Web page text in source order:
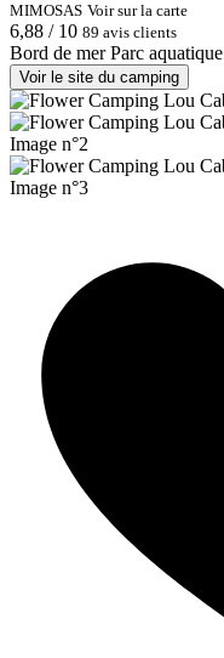
MIMOSAS Voir sur la carte
6,88 / 10 89 avis clients
Bord de mer Parc aquatique
Voir le site du camping